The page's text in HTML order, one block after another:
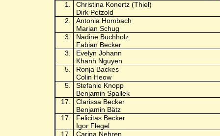
1.
Christina Konertz (Thiel)
Dirk Petzold
2.
Antonia Hombach
Marian Schug
3.
Nadine Buchholz
Fabian Becker
3.
Evelyn Johann
Khanh Nguyen
5.
Ronja Backes
Colin Heow
5.
Stefanie Knopp
Benjamin Spallek
17.
Clarissa Becker
Benjamin Bätz
17.
Felicitas Becker
Igor Flegel
17.
Carina Nehren